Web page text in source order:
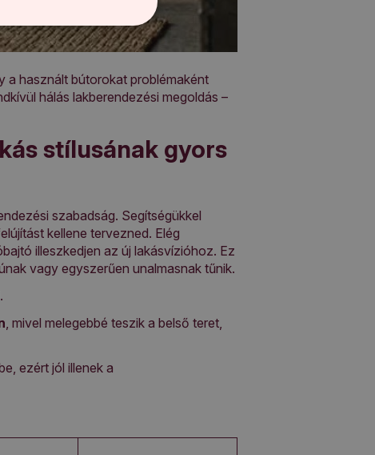
a használt bútorokat problémaként
hálás lakberendezési megoldás –
stílusának gyors
szabadság. Segítségükkel
kellene tervezned. Elég
illeszkedjen az új lakásvízióhoz. Ez
vagy egyszerűen unalmasnak tűnik.
, mivel melegebbé teszik a belső teret,
ezért jól illenek a